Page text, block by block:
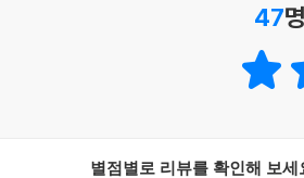
47
별점별로 리뷰를 확인해 보세